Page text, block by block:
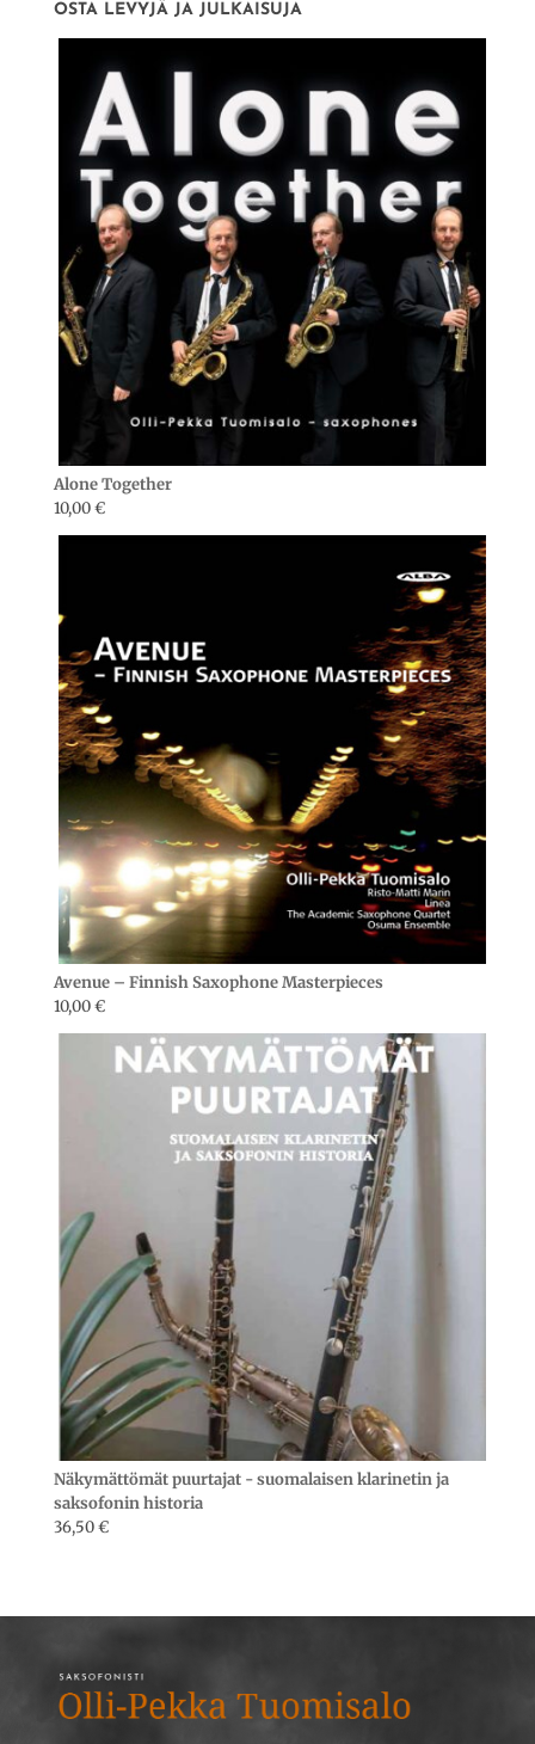
OSTA LEVYJÄ JA JULKAISUJA
Alone Together
10,00€
Avenue – Finnish Saxophone Masterpieces
10,00€
Näkymättömät puurtajat - suomalaisen klarinetin ja
saksofonin historia
36,50€